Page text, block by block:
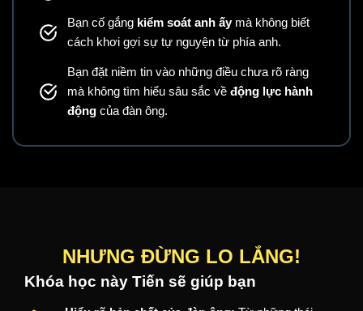
Bạn cố gắng kiểm soát anh ấy mà không biết
cách khơi gợi sự tự nguyện từ phía anh.
Bạn đặt niềm tin vào những điều chưa rõ ràng
mà không tìm hiểu sâu sắc vềđộng lực hành
động của đàn ông.
NHƯNG ĐỪNG LO LẮNG!​
Khóa học này Tiến sẽ giúp bạn